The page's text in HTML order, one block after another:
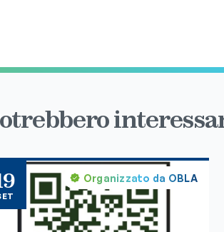
Organizzato da OBLA